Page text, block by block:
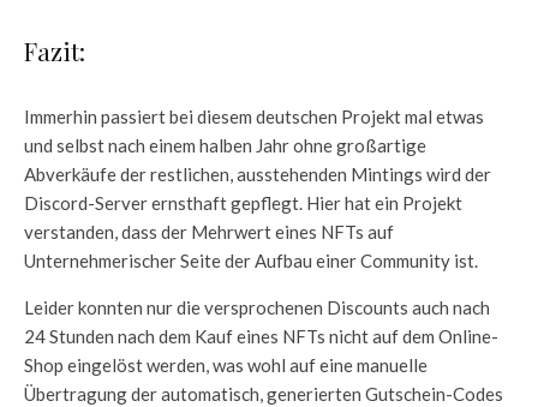
Fazit:
Immerhin passiert bei diesem deutschen Projekt mal etwas
und selbst nach einem halben Jahr ohne großartige
Abverkäufe der restlichen, ausstehenden Mintings wird der
Discord-Server ernsthaft gepflegt. Hier hat ein Projekt
verstanden, dass der Mehrwert eines NFTs auf
Unternehmerischer Seite der Aufbau einer Community ist.
Leider konnten nur die versprochenen Discounts auch nach
24 Stunden nach dem Kauf eines NFTs nicht auf dem Online-
Shop eingelöst werden, was wohl auf eine manuelle
Übertragung der automatisch, generierten Gutschein-Codes